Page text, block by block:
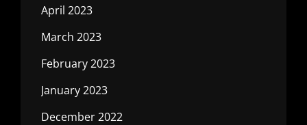
April 2023
March 2023
February 2023
January 2023
December 2022